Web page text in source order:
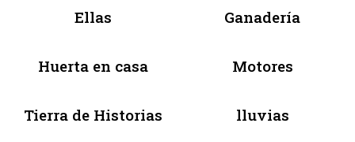
Ellas Ganadería
Huerta en casa Motores
Tierra de Historias lluvias